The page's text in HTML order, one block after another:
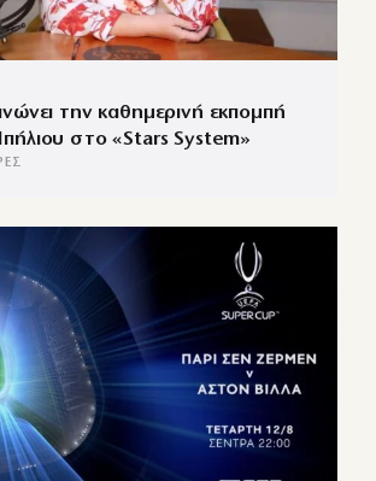
την καθημερινή εκπομπή
στο «Stars System»